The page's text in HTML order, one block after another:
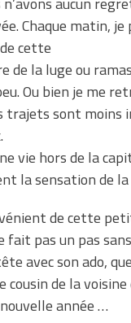
Chaque matin,
cette
de la luge ou
Ou bien je me
trajets sont moins
vie hors de la
la sensation de
de cette
pas un pas
avec son ado,
de la
année …